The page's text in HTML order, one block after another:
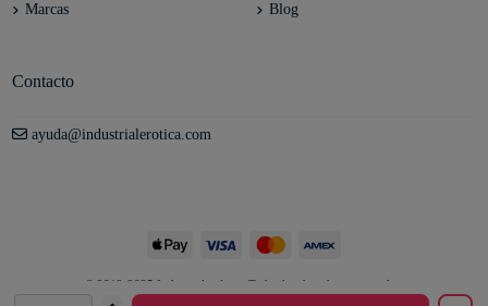
Marcas
Blog
Contacto
ayuda@industrialerotica.com
© 2012-2025 Industrial erótica. Todos los derechos reservados.